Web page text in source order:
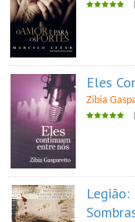
Eles
Zibia
Legião: